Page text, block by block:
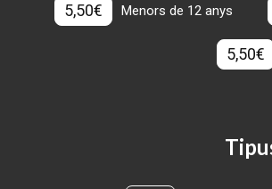
5,50€ Menors de 12 anys
5,50€